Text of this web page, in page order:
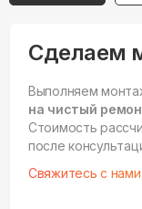
Сделаем
Выполняем
на чистый
Стоимость
после
Свяжитесь с